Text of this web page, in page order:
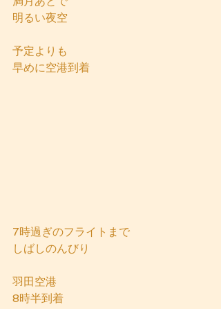
明るい夜空
予定よりも
早めに空港到着
7時過ぎのフライトまで
しばしのんびり
羽田空港
8時半到着